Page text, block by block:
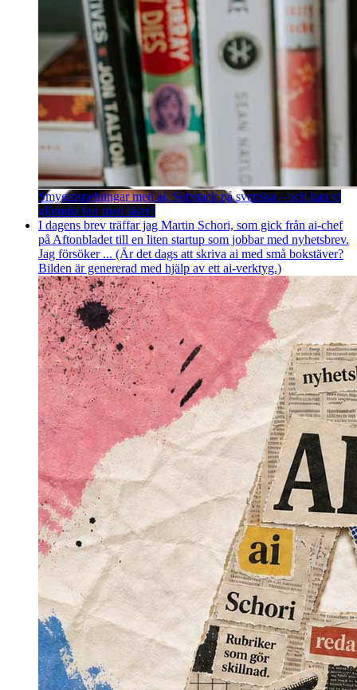
Smyginspelningar med ai, Substack på svenska – och kan vi
glömma hur man läser?
I dagens brev träffar jag Martin Schori, som gick från ai-chef
på Aftonbladet till en liten startup som jobbar med nyhetsbrev.
Jag försöker ... (Är det dags att skriva ai med små bokstäver?
Bilden är genererad med hjälp av ett ai-verktyg.)